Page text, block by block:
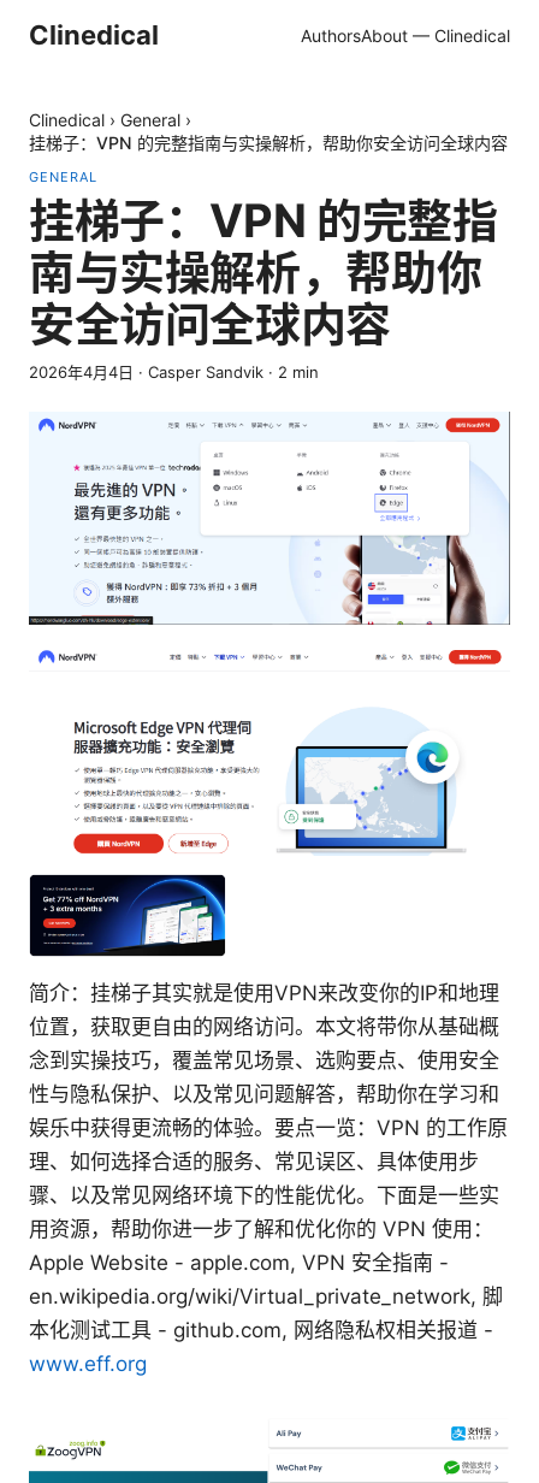
Clinedical AuthorsAbout — Clinedical
Clinedical › General ›
挂梯子：VPN 的完整指南与实操解析，帮助你安全访问全球内容
GENERAL
挂梯子：VPN 的完整指
南与实操解析，帮助你
安全访问全球内容
2026年4月4日 · Casper Sandvik · 2 min
简介：挂梯子其实就是使用VPN来改变你的IP和地理
位置，获取更自由的网络访问。本文将带你从基础概
念到实操技巧，覆盖常见场景、选购要点、使用安全
性与隐私保护、以及常见问题解答，帮助你在学习和
娱乐中获得更流畅的体验。要点一览：VPN 的工作原
理、如何选择合适的服务、常见误区、具体使用步
骤、以及常见网络环境下的性能优化。下面是一些实
用资源，帮助你进一步了解和优化你的 VPN 使用：
Apple Website - apple.com, VPN 安全指南 -
en.wikipedia.org/wiki/Virtual_private_network, 脚
本化测试工具 - github.com, 网络隐私权相关报道 -
www.eff.org